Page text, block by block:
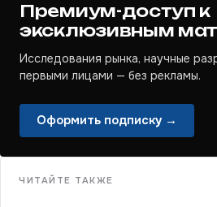
Премиум-доступ к
эксклюзивным
Исследования рынка, научные
первыми лицами — без рекламы.
Оформить подписку →
ЧИТАЙТЕ ТАКЖЕ